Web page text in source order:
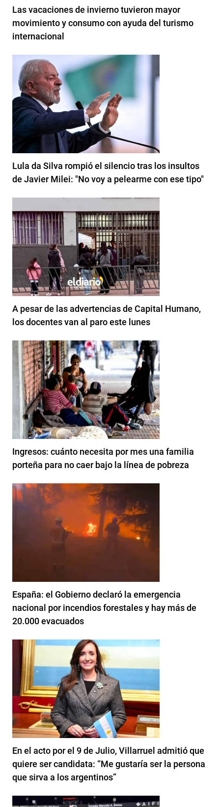
Las vacaciones de invierno tuvieron mayor
movimiento y consumo con ayuda del turismo
internacional
Lula da Silva rompió el silencio tras los insultos
de Javier Milei: "No voy a pelearme con ese tipo"
A pesar de las advertencias de Capital Humano,
los docentes van al paro este lunes
Ingresos: cuánto necesita por mes una familia
porteña para no caer bajo la línea de pobreza
España: el Gobierno declaró la emergencia
nacional por incendios forestales y hay más de
20.000 evacuados
En el acto por el 9 de Julio, Villarruel admitió que
quiere ser candidata: “Me gustaría ser la persona
que sirva a los argentinos”